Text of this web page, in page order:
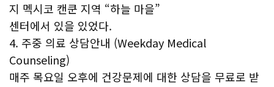
지 멕시코 캔쿤 지역 “하늘 마을”
센터에서 있을 있었다.
4. 주중 의료 상담안내 (Weekday Medical
Counseling)
매주 목요일 오후에 건강문제에 대한 상담을 무료로 받